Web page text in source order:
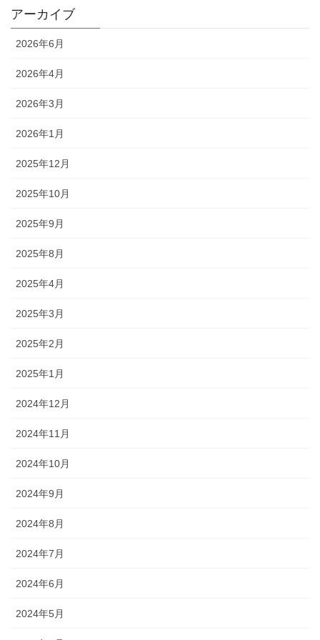
アーカイブ
2026年6月
2026年4月
2026年3月
2026年1月
2025年12月
2025年10月
2025年9月
2025年8月
2025年4月
2025年3月
2025年2月
2025年1月
2024年12月
2024年11月
2024年10月
2024年9月
2024年8月
2024年7月
2024年6月
2024年5月